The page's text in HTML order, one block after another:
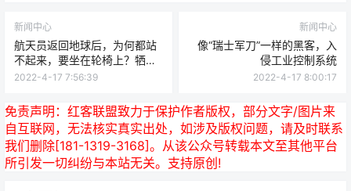
新闻中心
航天员返回地球后，为何都站
不起来，要坐在轮椅上？牺牲
太大了
2022-4-17 7:56:39
新闻中心
像“瑞士军刀”一样的黑客，入
侵工业控制系统
2022-4-17 8:00:17
免责声明： 红客联盟致力于保护作者版权，部分文字/图片来
自互联网，无法核实真实出处，如涉及版权问题，请及时联系
我们删除[181-1319-3168]。从该公众号转载本文至其他平台
所引发一切纠纷与本站无关。支持原创!